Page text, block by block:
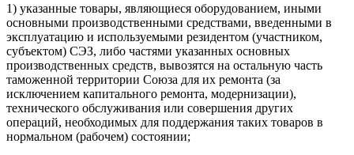
1) указанные товары, являющиеся оборудованием, иными
основными производственными средствами, введенными в
эксплуатацию и используемыми резидентом (участником,
субъектом) СЭЗ, либо частями указанных основных
производственных средств, вывозятся на остальную часть
таможенной территории Союза для их ремонта (за
исключением капитального ремонта, модернизации),
технического обслуживания или совершения других
операций, необходимых для поддержания таких товаров в
нормальном (рабочем) состоянии;